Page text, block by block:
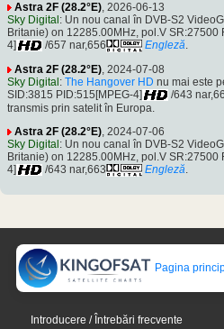
Astra 2F (28.2°E), 2026-06-13
Sky Digital : Un nou canal în DVB-S2
Britanie) on 12285.00MHz, pol.V SR:27500
4]
/657 nar,656 Engleză.
Astra 2F (28.2°E), 2024-07-08
Sky Digital : The Hangover HD nu mai este
SID:3815 PID:515[MPEG-4]
/643
transmis prin satelit în Europa.
Astra 2F (28.2°E) , 2024-07-06
Sky Digital: Un nou canal în DVB-S2
Britanie) on 12285.00MHz, pol.V SR:27500
4]
/643 nar,663 Engleză
Pagina
Introducere / Întrebări frecvente